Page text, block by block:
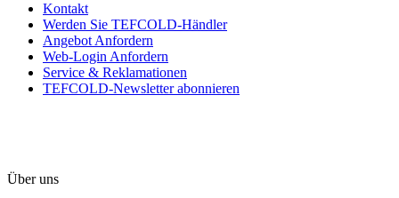
Kontakt
Werden Sie TEFCOLD-Händler
Angebot Anfordern
Web-Login Anfordern
Service & Reklamationen
TEFCOLD-Newsletter abonnieren
Über uns